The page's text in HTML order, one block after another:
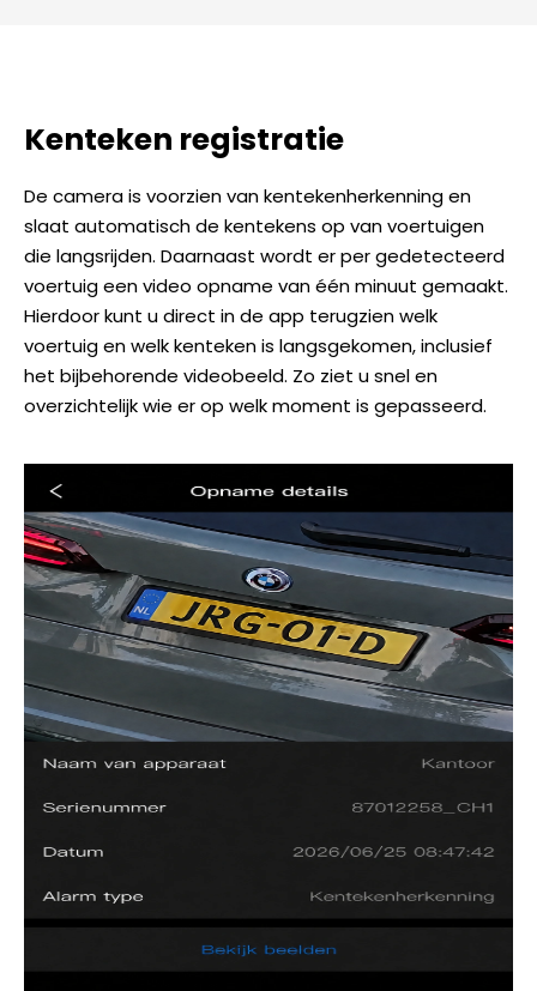
Kenteken registratie
De camera is voorzien van kentekenherkenning en
slaat automatisch de kentekens op van voertuigen
die langsrijden. Daarnaast wordt er per gedetecteerd
voertuig een video opname van één minuut gemaakt.
Hierdoor kunt u direct in de app terugzien welk
voertuig en welk kenteken is langsgekomen, inclusief
het bijbehorende videobeeld. Zo ziet u snel en
overzichtelijk wie er op welk moment is gepasseerd.